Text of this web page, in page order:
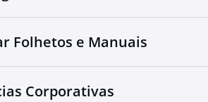
Folhetos e Manuais
Corporativas